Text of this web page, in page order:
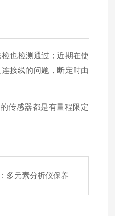
也检测通过；近期在使
接线的问题，断定时由
传感器都是有量程限定
多元素分析仪保养